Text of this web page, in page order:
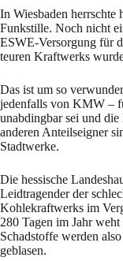
In Wiesbaden
Funkstille. Noch nicht
ESWE-Versorgung für
teuren Kraftwerks
Das ist um so
jedenfalls von KMW –
unabdingbar sei und
anderen Anteilseigner
Stadtwerke.
Die hessische
Leidtragender der
Kohlekraftwerks im
280 Tagen im Jahr
Schadstoffe werden
geblasen.